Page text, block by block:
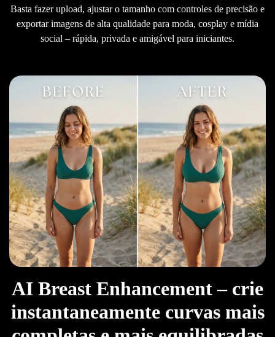
Basta fazer upload, ajustar o tamanho com controles de precisão e
exportar imagens de alta qualidade para moda, cosplay e mídia
social – rápida, privada e amigável para iniciantes.
AI Breast Enhancement – crie
instantaneamente curvas mais